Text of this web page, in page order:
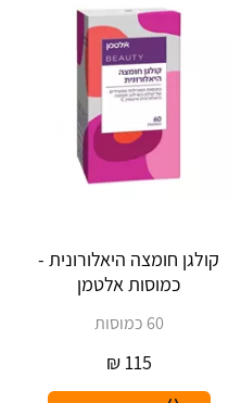
קולגן חומצה היאלורונית -
כמוסות אלטמן
60 כמוסות
115
₪